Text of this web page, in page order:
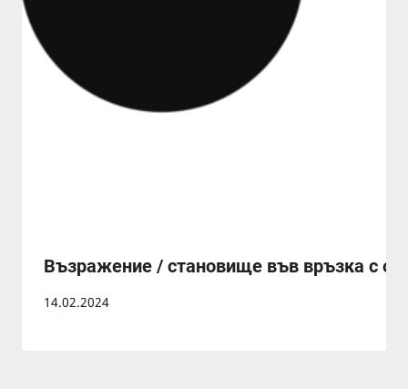
Възражение / становище във връзка с
14.02.2024